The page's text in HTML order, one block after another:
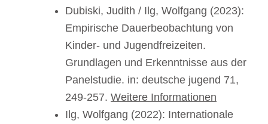
Dubiski, Judith / Ilg, Wolfgang (2023):
Empirische Dauerbeobachtung von
Kinder- und Jugendfreizeiten.
Grundlagen und Erkenntnisse aus der
Panelstudie. in: deutsche jugend 71,
249-257. Weitere Informationen
Ilg, Wolfgang (2022): Internationale